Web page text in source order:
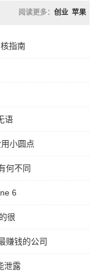
阅读更多： 创业 苹果
指南
语
小圆点
何不同
6
很
赚钱的公司
泄露